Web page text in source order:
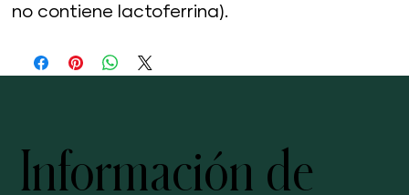
no contiene lactoferrina).
Información de